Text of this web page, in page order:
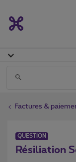
Factures &
QUESTION
Résiliation